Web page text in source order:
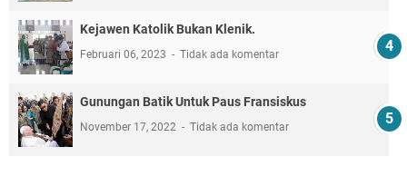
Kejawen Katolik Bukan Klenik.
Februari 06, 2023 Tidak ada komentar
Gunungan Batik Untuk Paus Fransiskus
November 17, 2022 Tidak ada komentar